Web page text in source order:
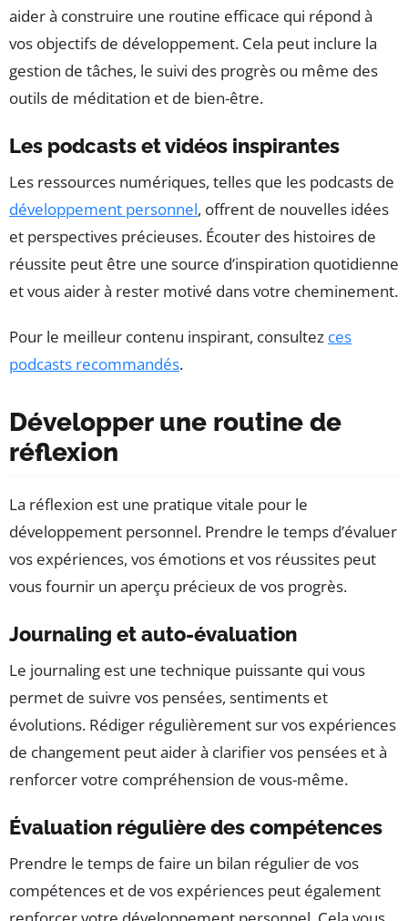
aider à construire une routine efficace qui répond à
vos objectifs de développement. Cela peut inclure la
gestion de tâches, le suivi des progrès ou même des
outils de méditation et de bien-être.
Les podcasts et vidéos inspirantes
Les ressources numériques, telles que les podcasts de
développement personnel, offrent de nouvelles idées
et perspectives précieuses. Écouter des histoires de
réussite peut être une source d’inspiration quotidienne
et vous aider à rester motivé dans votre cheminement.
Pour le meilleur contenu inspirant, consultez ces
podcasts recommandés.
Développer une routine de
réflexion
La réflexion est une pratique vitale pour le
développement personnel. Prendre le temps d’évaluer
vos expériences, vos émotions et vos réussites peut
vous fournir un aperçu précieux de vos progrès.
Journaling et auto-évaluation
Le journaling est une technique puissante qui vous
permet de suivre vos pensées, sentiments et
évolutions. Rédiger régulièrement sur vos expériences
de changement peut aider à clarifier vos pensées et à
renforcer votre compréhension de vous-même.
Évaluation régulière des compétences
Prendre le temps de faire un bilan régulier de vos
compétences et de vos expériences peut également